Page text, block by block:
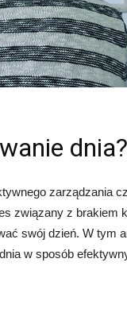
dnia?
zarządzania
związany z brakiem
swój dzień. W tym
w sposób